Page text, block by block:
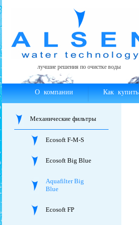
лучшие решения по очистке воды
О компании Как купить
Механические фильтры
Ecosoft F-M-S
Ecosoft Big Blue
Aquafilter Big
Blue
Ecosoft FP